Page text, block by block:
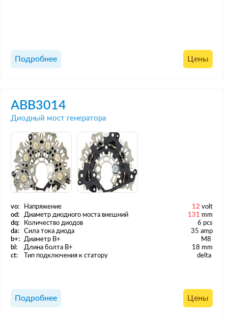
Подробнее Цены
ABB3014
Диодный мост генератора
vo: Напряжение 12 volt
od:
Диаметр диодного моста внешний 131
mm
dq:
Количество диодов
6 pcs
da:
Сила тока диода
35 amp
b+:
Диаметр B+
M8
bl:
Длина болта B+
18 mm
ct:
Тип подключения к статору delta
Подробнее Цены